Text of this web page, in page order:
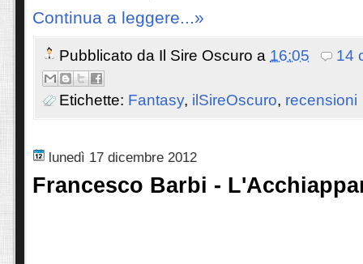
Continua a leggere...»
Pubblicato da Il Sire Oscuro a 16:05 14
Etichette: Fantasy, ilSireOscuro, recensioni
lunedì 17 dicembre 2012
Francesco Barbi -